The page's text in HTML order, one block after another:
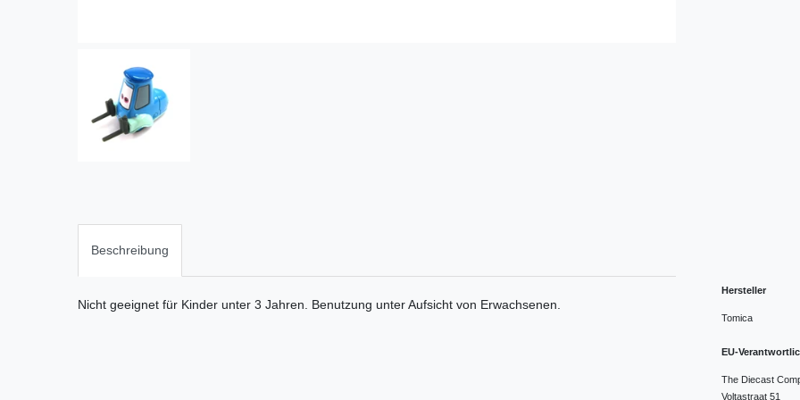
Beschreibung
Nicht geeignet für Kinder unter 3 Jahren. Benutzung unter Aufsicht von Erwachsenen.
Hersteller
Tomica
EU-
The Diecast
Voltastraat 51